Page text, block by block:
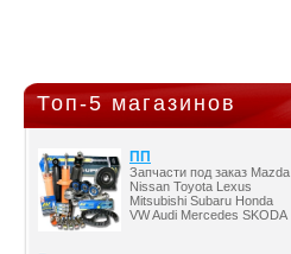
Топ-5 магазинов
ПП
Запчасти под заказ Mazda
Nissan Toyota Lexus
Mitsubishi Subaru Honda
VW Audi Mercedes SKODA